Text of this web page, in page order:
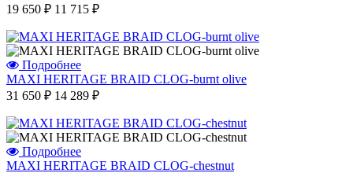
19 650 ₽ 11 715 ₽
Подробнее
MAXI HERITAGE BRAID CLOG-burnt olive
31 650 ₽ 14 289 ₽
Подробнее
MAXI HERITAGE BRAID CLOG-chestnut